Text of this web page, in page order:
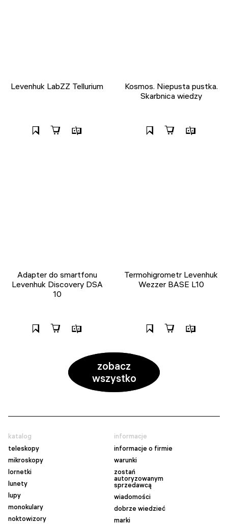
Levenhuk LabZZ Tellurium
Kosmos. Niepusta pustka.
Skarbnica wiedzy
Adapter do smartfonu
Levenhuk Discovery DSA
10
Termohigrometr Levenhuk
Wezzer BASE L10
zobacz
wszystko
katalog
teleskopy
mikroskopy
lornetki
lunety
lupy
monokulary
noktowizory
informacje
informacje o firmie
warunki
zostań
autoryzowanym
sprzedawcą
wiadomości
dobrze wiedzieć
marki